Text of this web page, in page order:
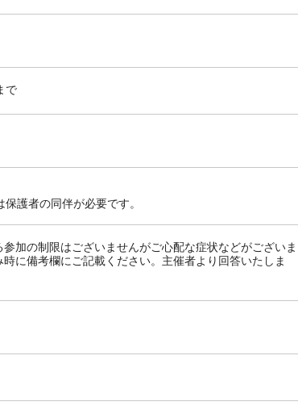
で
護者の同伴が必要です。
加の制限はございませんがご心配な症状などがございま
時に備考欄にご記載ください。主催者より回答いたしま